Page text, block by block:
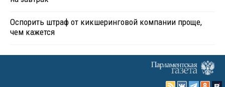
Оспорить штраф от кикшеринговой компании проще,
чем кажется